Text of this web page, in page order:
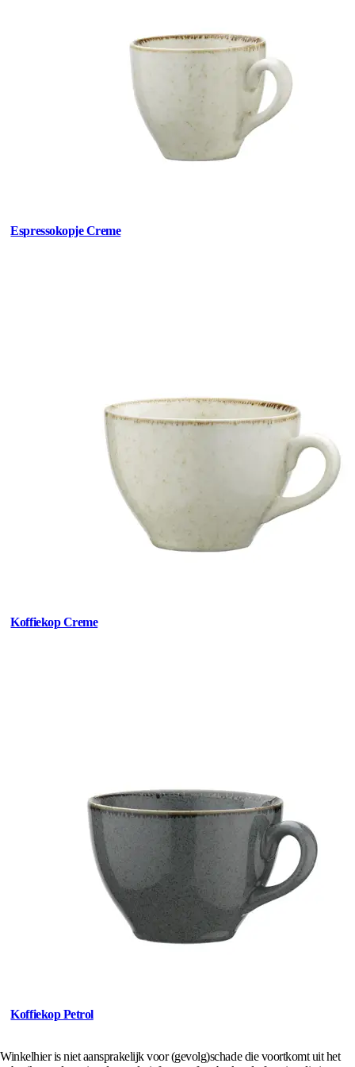
Espressokopje Creme
Koffiekop Creme
Koffiekop Petrol
Winkelhier is niet aansprakelijk voor (gevolg)schade die voortkomt uit het